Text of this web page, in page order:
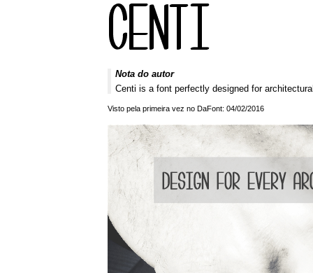
Nota do autor
Centi is a font perfectly designed for
Visto pela primeira vez no DaFont: 04/02/2016